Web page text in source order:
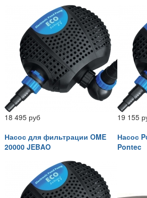
18 495 руб
19 155
Насос для фильтрации OME
20000 JEBAO
Насос
Pontec